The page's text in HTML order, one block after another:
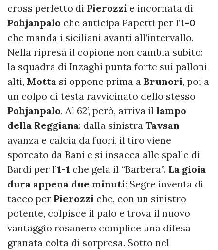
cross perfetto di Pierozzi e incornata di
Pohjanpalo che anticipa Papetti per l’1-0
che manda i siciliani avanti all’intervallo.
Nella ripresa il copione non cambia subito:
la squadra di Inzaghi punta forte sui palloni
alti, Motta si oppone prima a Brunori, poi a
un colpo di testa ravvicinato dello stesso
Pohjanpalo. Al 62’, però, arriva il lampo
della Reggiana: dalla sinistra Tavsan
avanza e calcia da fuori, il tiro viene
sporcato da Bani e si insacca alle spalle di
Bardi per l’1-1 che gela il “Barbera”. La gioia
dura appena due minuti: Segre inventa di
tacco per Pierozzi che, con un sinistro
potente, colpisce il palo e trova il nuovo
vantaggio rosanero complice una difesa
granata colta di sorpresa. Sotto nel